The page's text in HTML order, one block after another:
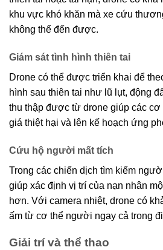
khu vực khó khăn mà xe cứu
không thể đến được.
Giám sát tình hình thiên tai
Drone có thể được triển khai để
hình sau thiên tai như lũ lụt, động
thu thập được từ drone giúp các
giá thiệt hại và lên kế hoạch ứng
Cứu hộ người mất tích
Trong các chiến dịch tìm kiếm
giúp xác định vị trí của nạn nhân
hơn. Với camera nhiệt, drone có
ấm từ cơ thể người ngay cả trong
Giải trí và thể thao